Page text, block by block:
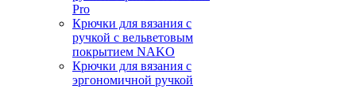
Pro
Крючки для вязания с
ручкой с вельветовым
покрытием NAKO
Крючки для вязания с
эргономичной ручкой